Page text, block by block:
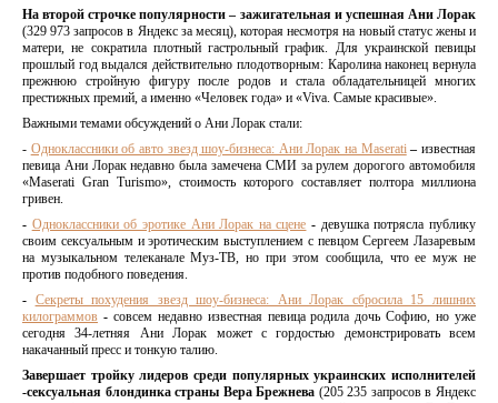
На второй строчке популярности – зажигательная и успешная Ани Лорак
(329 973 запросов в Яндекс за месяц), которая несмотря на новый статус жены и
матери, не сократила плотный гастрольный график. Для украинской певицы
прошлый год выдался действительно плодотворным: Каролина наконец вернула
прежнюю стройную фигуру после родов и стала обладательницей многих
престижных премий, а именно «Человек года» и «Viva. Самые красивые».
Важными темами обсуждений о Ани Лорак стали:
- Одноклассники об авто звезд шоу-бизнеса: Ани Лорак на Maserati–известная
певица Ани Лорак недавно была замечена СМИ за рулем дорогого автомобиля
«Maserati Gran Turismо», стоимость которого составляет полтора миллиона
гривен.
- Одноклассники об эротике Ани Лорак на сцене - девушка потрясла публику
своим сексуальным и эротическим выступлением с певцом Сергеем Лазаревым
на музыкальном телеканале Муз-ТВ, но при этом сообщила, что ее муж не
против подобного поведения.
- Секреты похудения звезд шоу-бизнеса: Ани Лорак сбросила 15 лишних
килограммов -совсем недавно известная певица родила дочь Софию, но уже
сегодня 34-летняя Ани Лорак может с гордостью демонстрировать всем
накачанный пресс и тонкую талию.
Завершает тройку лидеров среди популярных украинских исполнителей
-сексуальная блондинка страны Вера Брежнева (205 235 запросов в Яндекс